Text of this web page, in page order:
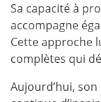
Sa capacité à
accompagne
Cette approche
complètes qui
Aujourd’hui,